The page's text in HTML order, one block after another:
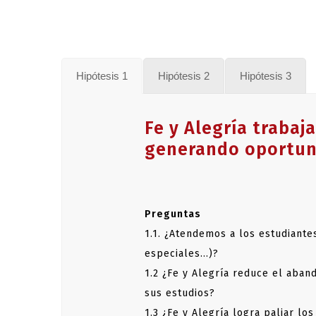
Les
gratuits
Il est
Hipótesis 1 Hipótesis 2 Hipótesis 3
Fe y Alegría
generando
Preguntas
1.1. ¿Atendemos a los
especiales…)?
1.2 ¿Fe y Alegría reduce el
sus estudios?
1.3 ¿Fe y Alegría logra paliar